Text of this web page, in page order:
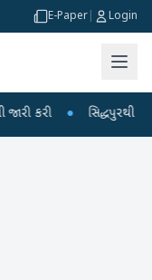
E-Paper Login
● સિદ્ધપુરથી બોમ્બ